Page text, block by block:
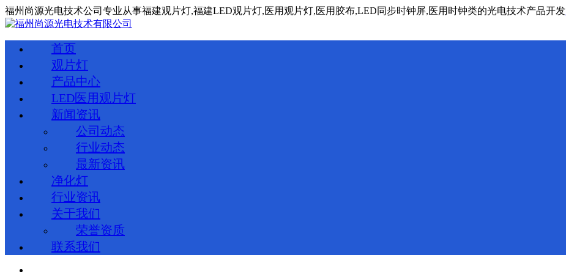
福州尚源光电技术公司专业从事福建观片灯,福建LED观片灯,医用观片灯,医用胶布,LED同步时钟屏,医用时钟类的光电技术产品开发
首页
观片灯
产品中心
LED医用观片灯
新闻资讯
公司动态
行业动态
最新资讯
净化灯
行业资讯
关于我们
荣誉资质
联系我们